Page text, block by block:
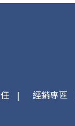
經銷專區